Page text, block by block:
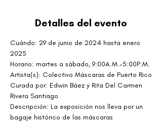
Detalles del evento
Cuándo: 29 de junio de 2024 hasta enero
2025
Horario: martes a sábado, 9:00A.M.-5:00P.M.
Artista(s): Colectivo Máscaras de Puerto Rico
Curada por: Edwin Báez y Rita Del Carmen
Rivera Santiago
Descripción: La exposición nos lleva por un
bagaje histórico de las máscaras